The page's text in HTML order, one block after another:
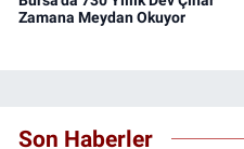
Zamana Meydan Okuyor
Son Haberler